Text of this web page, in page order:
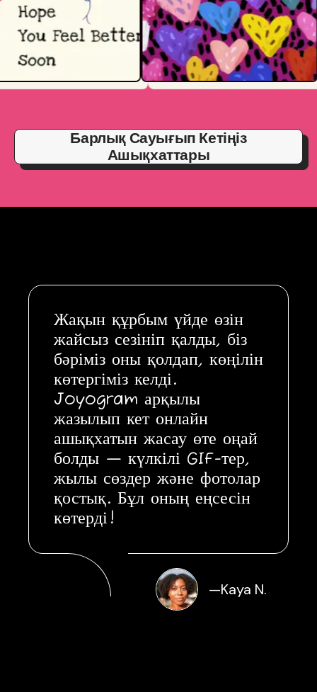
Барлық Сауығып Кетіңіз
Ашықхаттары
Жақын құрбым үйде өзін
жайсыз сезініп қалды, біз
бәріміз оны қолдап, көңілін
көтергіміз келді.
Joyogram арқылы
жазылып кет онлайн
ашықхатын жасау өте оңай
болды — күлкілі GIF-тер,
жылы сөздер және фотолар
қостық. Бұл оның еңсесін
көтерді!
—Kaya N.